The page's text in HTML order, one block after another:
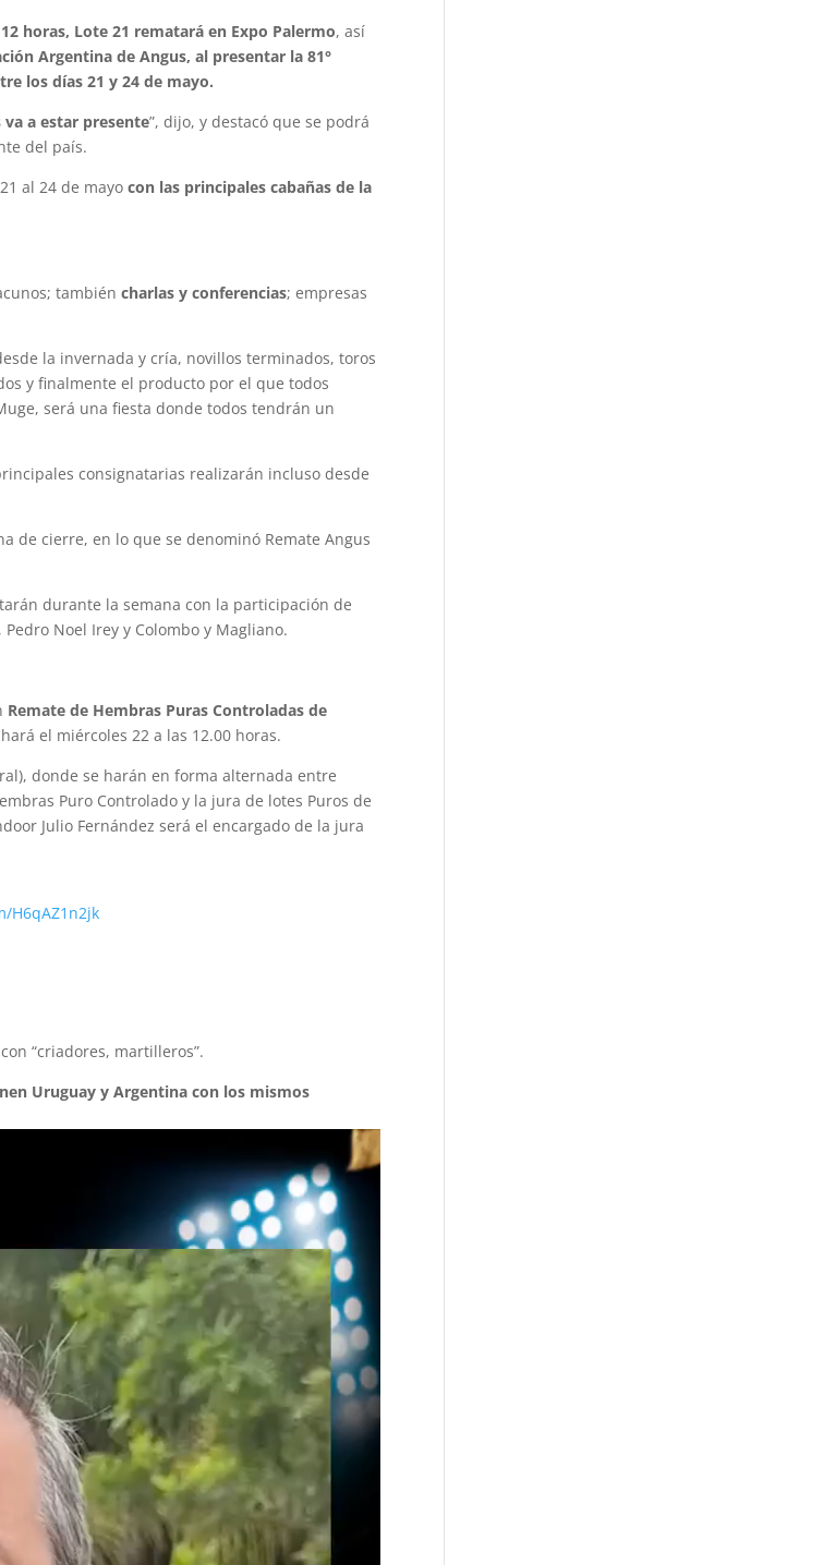
horas, Lote 21 rematará en Expo Palermo, así
Argentina de Angus, al presentar la 81°
los días 21 y 24 de mayo.
a estar presente”, dijo, y destacó que se podrá
del país.
al 24 de mayocon las principales cabañas de la
tambiéncharlas y conferencias; empresas
la invernada y cría, novillos terminados, toros
y finalmente el producto por el que todos
será una fiesta donde todos tendrán un
consignatarias realizarán incluso desde
de cierre, en lo que se denominó Remate Angus
durante la semana con la participación de
Noel Irey y Colombo y Magliano.
Remate de Hembras Puras Controladas de
el miércoles 22 a las 12.00 horas.
donde se harán en forma alternada entre
Puro Controlado y la jura de lotes Puros de
Julio Fernández será el encargado de la jura
H6qAZ1n2jk
con “criadores, martilleros”.
Uruguay y Argentina con los mismos